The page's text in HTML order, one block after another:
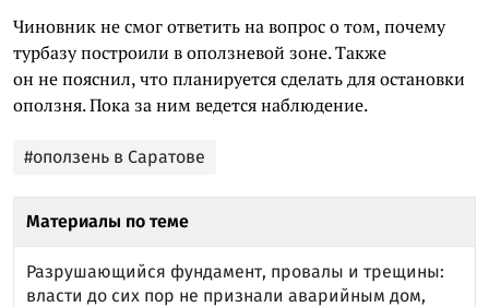
Чиновник не смог ответить на вопрос о том, почему
турбазу построили в оползневой зоне. Также
он не пояснил, что планируется сделать для остановки
оползня. Пока за ним ведется наблюдение.
#оползень в Саратове
Материалы по теме
Разрушающийся фундамент, провалы и трещины:
власти до сих пор не признали аварийным дом,